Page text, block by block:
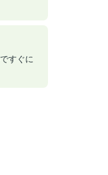
すぐに